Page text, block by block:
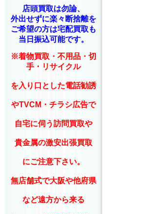
店頭買取は勿論、
外出せずに楽々断捨離を
ご希望の方は宅配買取も
当日振込可能です。
※着物買取・不用品・切
手・リサイクル
を入り口とした電話勧誘
やTVCM・チラシ広告で
自宅に伺う訪問買取や
貴金属の激安出張買取
にご注意下さい。
無店舗式で大阪や他府県
など遠方から来る